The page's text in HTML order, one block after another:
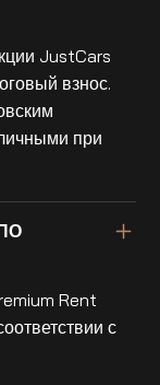
JustCars
взнос.
при
Rent
с